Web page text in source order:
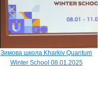
Зимова школа Kharkiv Quantum
Winter School 08.01.2025